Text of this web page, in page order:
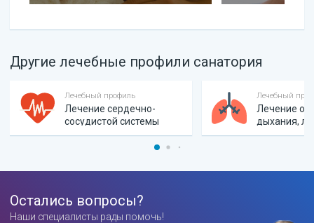
Другие лечебные профили санатория
Лечебный профиль
Лечение сердечно-
сосудистой системы
Лечебный
Лечение
дыхания,
Остались вопросы?
Наши специалисты рады помочь!